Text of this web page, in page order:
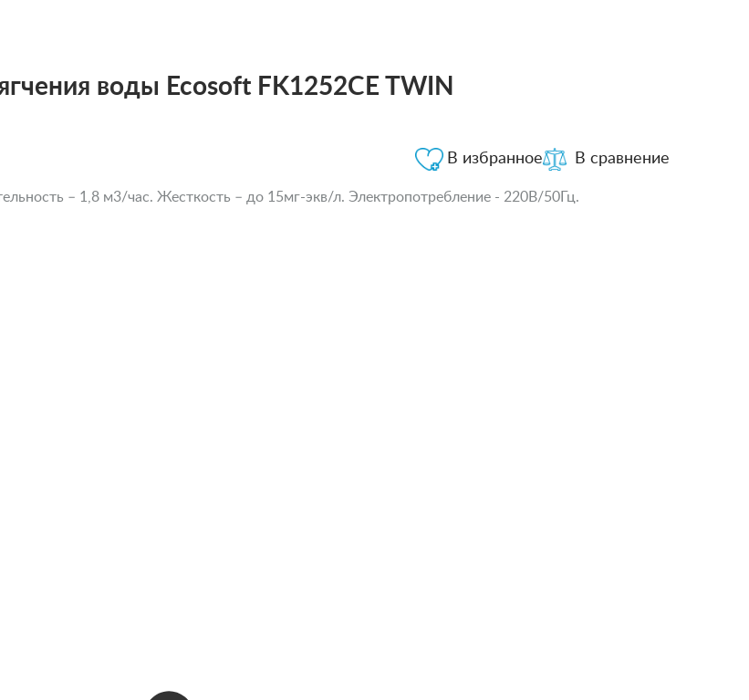
воды Ecosoft FK1252CE TWIN
В сравнение
В избранное
– 1,8 м3/час. Жесткость – до 15мг-экв/л. Электропотребление - 220В/50Гц.